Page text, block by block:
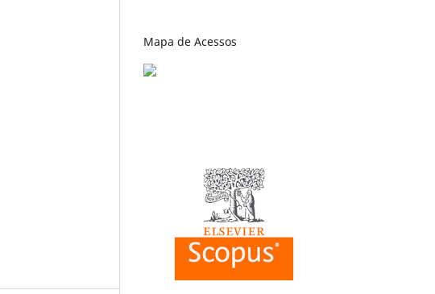
Mapa de Acessos